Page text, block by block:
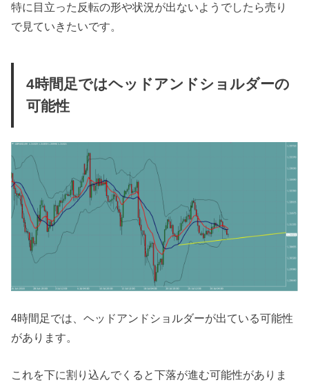
特に目立った反転の形や状況が出ないようでしたら売り
で見ていきたいです。
4時間足ではヘッドアンドショルダーの
可能性
4時間足では、ヘッドアンドショルダーが出ている可能性
があります。
これを下に割り込んでくると下落が進む可能性がありま